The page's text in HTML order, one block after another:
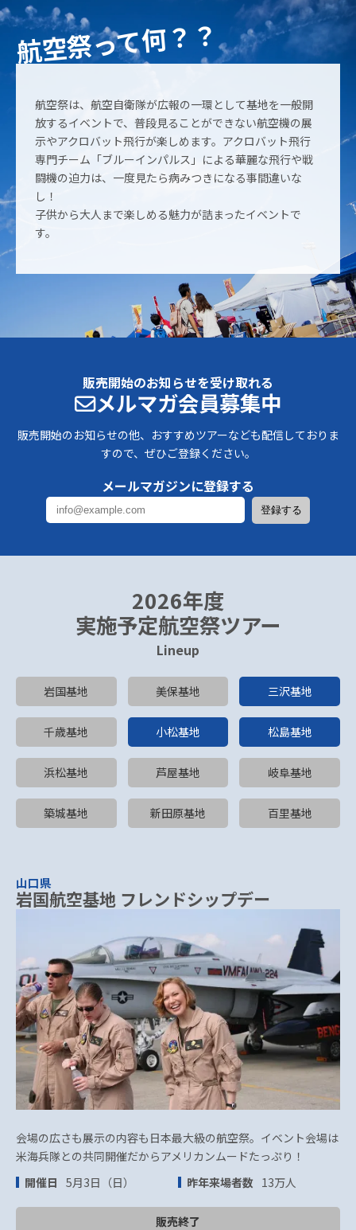
2026.04.14
岩国航空基地フレンドシップデーの展示内容が発表されました。
三沢基地航空祭の日程が発表されました。
2026.03.03
ブルーインパルスの年間スケジュールが発表されました！
2026.02.24
岩国航空基地フレンドシップデー有料観覧席チケット2月26日午
前10時販売開始
美保基地航空祭の日程が発表されました。
航空祭って何？？
航空祭は、航空自衛隊が広報の一環として基地を一般開
放するイベントで、普段見ることができない航空機の展
示やアクロバット飛行が楽しめます。アクロバット飛行
専門チーム「ブルーインパルス」による華麗な飛行や戦
闘機の迫力は、一度見たら病みつきになる事間違いな
し！
子供から大人まで楽しめる魅力が詰まったイベントで
す。
販売開始のお知らせを受け取れる
メルマガ会員募集中
販売開始のお知らせの他、おすすめツアーなども配信しておりま
すので、ぜひご登録ください。
メールマガジンに登録する
2026年度
実施予定航空祭ツアー
Lineup
岩国基地 美保基地 三沢基地
千歳基地 小松基地 松島基地
浜松基地 芦屋基地 岐阜基地
築城基地 新田原基地 百里基地
山口県
岩国航空基地 フレンドシップデー
会場の広さも展示の内容も日本最大級の航空祭。イベント会場は
米海兵隊との共同開催だからアメリカンムードたっぷり！
開催日 5月3日（日） 昨年来場者数 13万人
販売終了